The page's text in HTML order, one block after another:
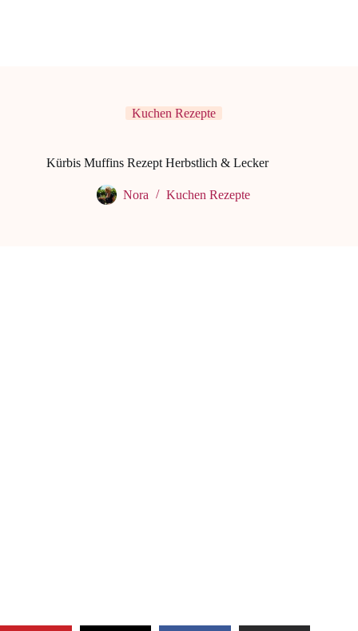
Kuchen Rezepte
Kürbis Muffins Rezept Herbstlich & Lecker
Nora Kuchen Rezepte